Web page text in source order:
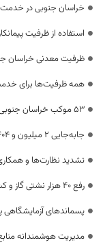
خراسان جنوبی در
استفاده از ظرفیت
ظرفیت معدنی خراسان
همه ظرفیت‌ها برای
53 موکب خراسان جنوبی در خدمت زائران اربعین
جابه‌جایی 2 میلیون و 404 هزار تن کالا از خراسان جنوبی به سراسر کشور
تشدید نظارت‌ها و
رفع 40 هزار نشتی گاز و کشف 76 مورد سرقت گاز در چهار ماهه نخست سال
پسماندهای
مدیریت هوشمندانه